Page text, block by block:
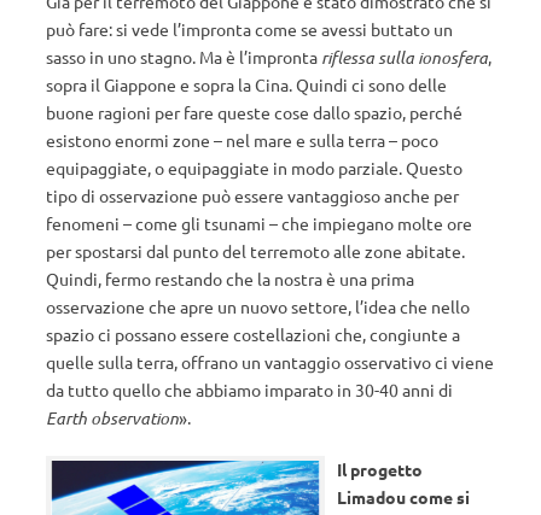
può fare: si vede l’impronta come se avessi buttato un
sasso in uno stagno. Ma è l’impronta riflessa sulla ionosfera,
sopra il Giappone e sopra la Cina. Quindi ci sono delle
buone ragioni per fare queste cose dallo spazio, perché
esistono enormi zone – nel mare e sulla terra – poco
equipaggiate, o equipaggiate in modo parziale. Questo
tipo di osservazione può essere vantaggioso anche per
fenomeni – come gli tsunami – che impiegano molte ore
per spostarsi dal punto del terremoto alle zone abitate.
Quindi, fermo restando che la nostra è una prima
osservazione che apre un nuovo settore, l’idea che nello
spazio ci possano essere costellazioni che, congiunte a
quelle sulla terra, offrano un vantaggio osservativo ci viene
da tutto quello che abbiamo imparato in 30-40 anni di
Earth observation».
Il progetto
Limadou come si